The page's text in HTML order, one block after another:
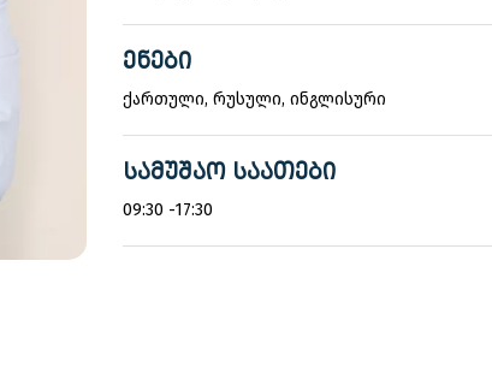
ᲔᲜᲔᲑᲘ
ქართული, რუსული, ინგლისური
ᲡᲐᲛᲣᲨᲐᲝ ᲡᲐᲐᲗᲔᲑᲘ
09:30 -17:30